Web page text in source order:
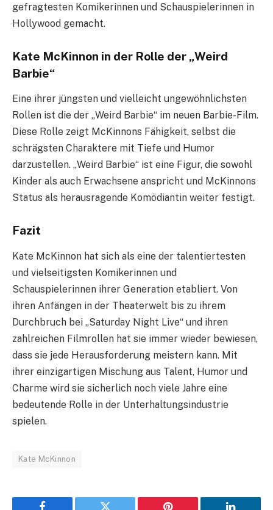
gefragtesten Komikerinnen und Schauspielerinnen in
Hollywood gemacht.
Kate McKinnon in der Rolle der „Weird
Barbie“
Eine ihrer jüngsten und vielleicht ungewöhnlichsten
Rollen ist die der „Weird Barbie“ im neuen Barbie-Film.
Diese Rolle zeigt McKinnons Fähigkeit, selbst die
schrägsten Charaktere mit Tiefe und Humor
darzustellen. „Weird Barbie“ ist eine Figur, die sowohl
Kinder als auch Erwachsene anspricht und McKinnons
Status als herausragende Komödiantin weiter festigt.
Fazit
Kate McKinnon hat sich als eine der talentiertesten
und vielseitigsten Komikerinnen und
Schauspielerinnen ihrer Generation etabliert. Von
ihren Anfängen in der Theaterwelt bis zu ihrem
Durchbruch bei „Saturday Night Live“ und ihren
zahlreichen Filmrollen hat sie immer wieder bewiesen,
dass sie jede Herausforderung meistern kann. Mit
ihrer einzigartigen Mischung aus Talent, Humor und
Charme wird sie sicherlich noch viele Jahre eine
bedeutende Rolle in der Unterhaltungsindustrie
spielen.
Kate McKinnon